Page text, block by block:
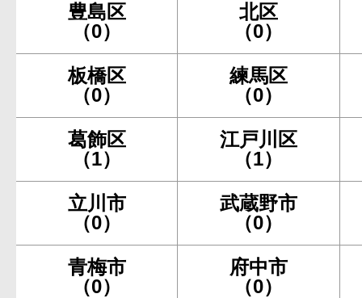
豊島区
（0）
北区
（0）
板橋区
（0）
練馬区
（0）
葛飾区
（1）
江戸川区
（1）
立川市
（0）
武蔵野市
（0）
青梅市
（0）
府中市
（0）